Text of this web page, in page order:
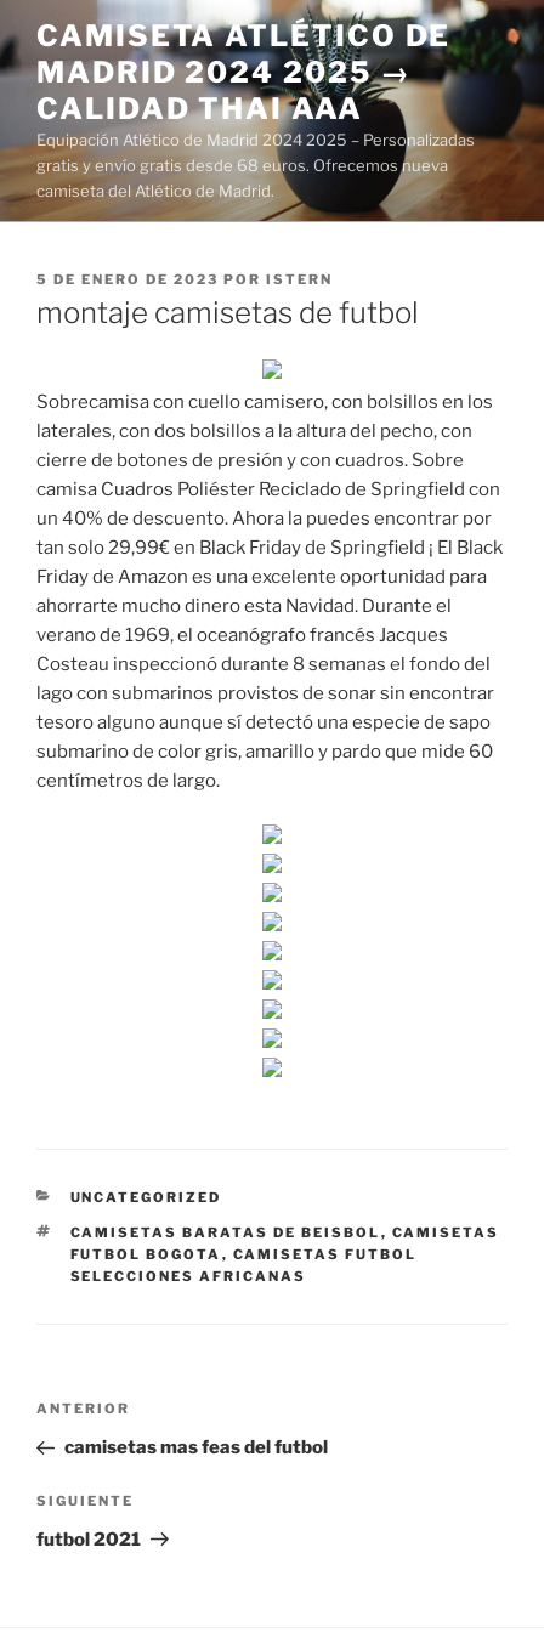
al
contenido
CAMISETA ATLÉTICO DE
MADRID 2024 2025 →
CALIDAD THAI AAA
Equipación Atlético de Madrid 2024 2025 – Personalizadas
gratis y envío gratis desde 68 euros. Ofrecemos nueva
camiseta del Atlético de Madrid.
PUBLICADO
5 DE ENERO DE 2023 POR ISTERN
montaje camisetas de futbol
Sobrecamisa con cuello camisero, con bolsillos en los
laterales, con dos bolsillos a la altura del pecho, con
cierre de botones de presión y con cuadros. Sobre
camisa Cuadros Poliéster Reciclado de Springfield con
un 40% de descuento. Ahora la puedes encontrar por
tan solo 29,99€ en Black Friday de Springfield ¡ El Black
Friday de Amazon es una excelente oportunidad para
ahorrarte mucho dinero esta Navidad. Durante el
verano de 1969, el oceanógrafo francés Jacques
Costeau inspeccionó durante 8 semanas el fondo del
lago con submarinos provistos de sonar sin encontrar
tesoro alguno aunque sí detectó una especie de sapo
submarino de color gris, amarillo y pardo que mide 60
centímetros de largo.
CATEGORÍAS
UNCATEGORIZED
ETIQUETAS
CAMISETAS BARATAS DE BEISBOL , CAMISETAS
FUTBOL BOGOTA , CAMISETAS FUTBOL
SELECCIONES AFRICANAS
Navegación
entradas
Entrada
anterior:
ANTERIOR
camisetas mas feas del futbol
Siguiente
entrada
SIGUIENTE
futbol 2021